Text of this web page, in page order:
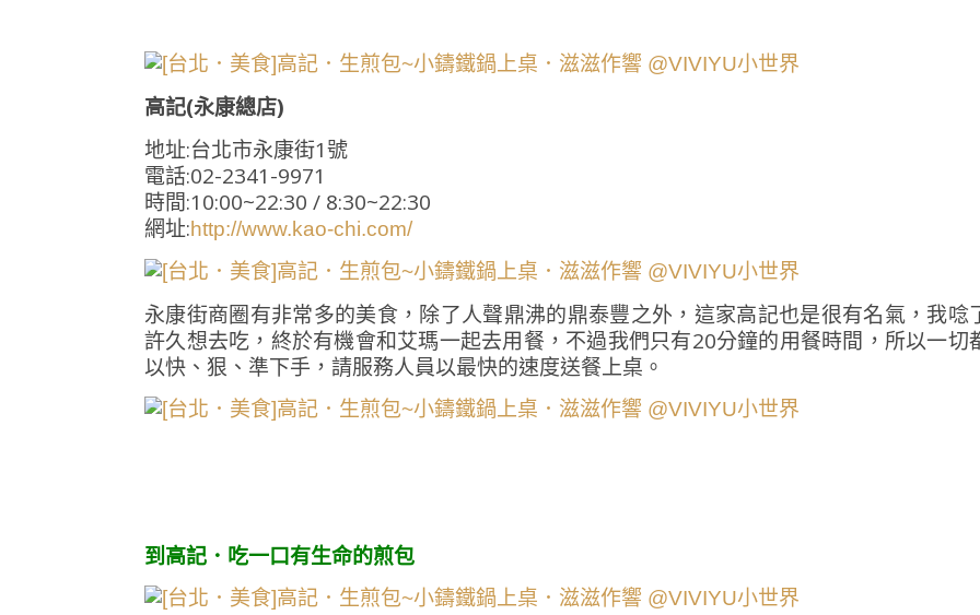
高記(永康總店)
地址:台北市永康街1號
電話:02-2341-9971
時間:10:00~22:30 / 8:30~22:30
網址:http://www.kao-chi.com/
永康街商圈有非常多的美食，除了人聲鼎沸的鼎泰豐之外，這家高記也是很有名氣，我唸
許久想去吃，終於有機會和艾瑪一起去用餐，不過我們只有20分鐘的用餐時間，所以一切
以快、狠、準下手，請服務人員以最快的速度送餐上桌。
到高記．吃一口有生命的煎包